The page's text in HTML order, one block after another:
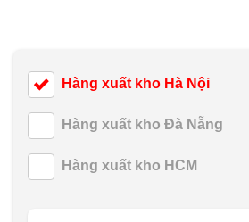
Hàng xuất kho Hà Nội
Hàng xuất kho Đà Nẵng
Hàng xuất kho HCM